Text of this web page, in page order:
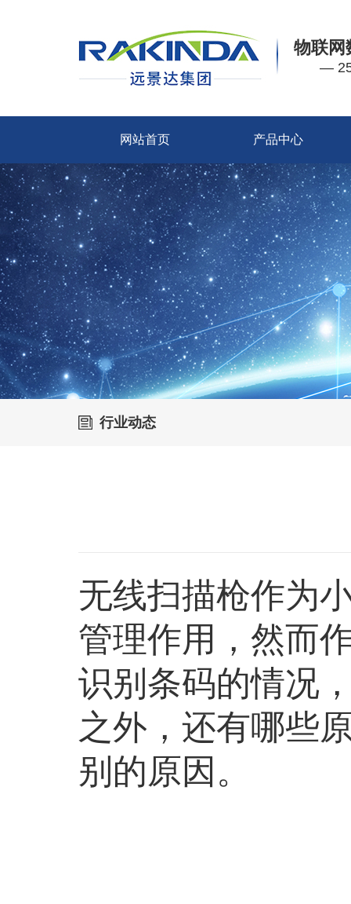
物联网
—
网站首页 产品中心
行业动态
无线扫描枪作为
管理作用，然而
识别条码的情况
之外，还有哪些
别的原因。